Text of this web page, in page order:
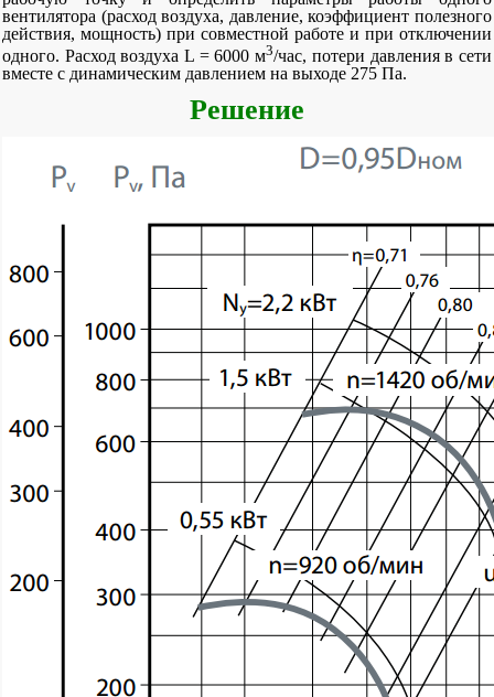
вентилятора (расход воздуха, давление, коэффициент полезного
действия, мощность) при совместной работе и при отключении
одного. Расход воздуха L = 6000 м3/час, потери давления в сети
вместе с динамическим давлением на выходе 275 Па.
Решение